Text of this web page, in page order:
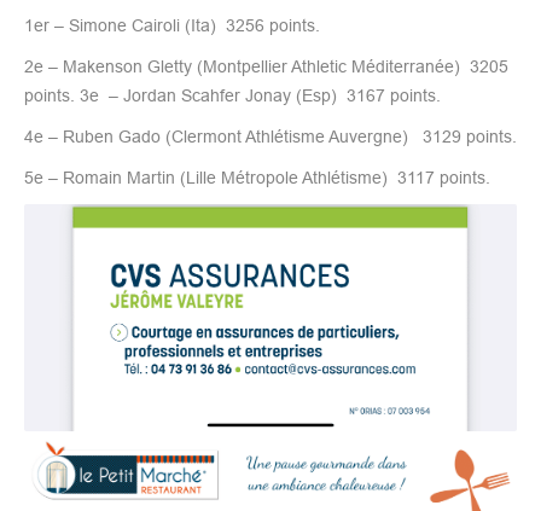
1er – Simone Cairoli (Ita) 3256 points.
2e – Makenson Gletty (Montpellier Athletic Méditerranée) 3205
points. 3e – Jordan Scahfer Jonay (Esp) 3167 points.
4e – Ruben Gado (Clermont Athlétisme Auvergne) 3129 points.
5e – Romain Martin (Lille Métropole Athlétisme) 3117 points.